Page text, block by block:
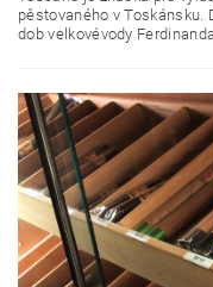
pěstovaného v Toskánsku.
dob velkovévody